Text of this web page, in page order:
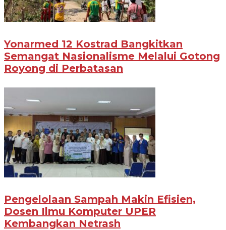
Yonarmed 12 Kostrad Bangkitkan
Semangat Nasionalisme Melalui Gotong
Royong di Perbatasan
Pengelolaan Sampah Makin Efisien,
Dosen Ilmu Komputer UPER
Kembangkan Netrash